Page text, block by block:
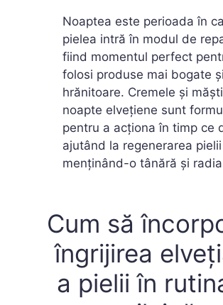
Noaptea este perioada în
pielea intră în modul de
fiind momentul perfect
folosi produse mai bogate
hrănitoare. Cremele și
noapte elvețiene sunt
pentru a acționa în timp ce
ajutând la regenerarea
menținând-o tânără și
Cum să
îngrijirea
a pielii în